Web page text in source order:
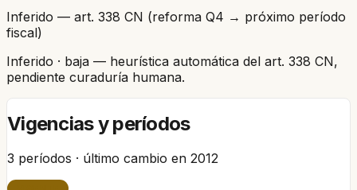
Inferido — art. 338 CN (reforma Q4 → próximo período
fiscal)
Inferido · baja — heurística automática del art. 338 CN,
pendiente curaduría humana.
Vigencias y períodos
3 períodos · último cambio en 2012